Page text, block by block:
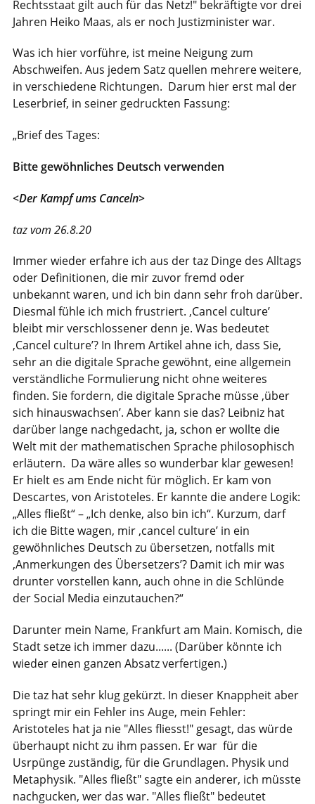
Rechtsstaat gilt auch für das Netz!" bekräftigte vor drei
Jahren Heiko Maas, als er noch Justizminister war.
Was ich hier vorführe, ist meine Neigung zum
Abschweifen. Aus jedem Satz quellen mehrere weitere,
in verschiedene Richtungen. Darum hier erst mal der
Leserbrief, in seiner gedruckten Fassung:
„Brief des Tages:
Bitte gewöhnliches Deutsch verwenden
<Der Kampf ums Canceln>
taz vom 26.8.20
Immer wieder erfahre ich aus der taz Dinge des Alltags
oder Definitionen, die mir zuvor fremd oder
unbekannt waren, und ich bin dann sehr froh darüber.
Diesmal fühle ich mich frustriert. ‚Cancel culture’
bleibt mir verschlossener denn je. Was bedeutet
‚Cancel culture’? In Ihrem Artikel ahne ich, dass Sie,
sehr an die digitale Sprache gewöhnt, eine allgemein
verständliche Formulierung nicht ohne weiteres
finden. Sie fordern, die digitale Sprache müsse ‚über
sich hinauswachsen’. Aber kann sie das? Leibniz hat
darüber lange nachgedacht, ja, schon er wollte die
Welt mit der mathematischen Sprache philosophisch
erläutern. Da wäre alles so wunderbar klar gewesen!
Er hielt es am Ende nicht für möglich. Er kam von
Descartes, von Aristoteles. Er kannte die andere Logik:
„Alles fließt“ – „Ich denke, also bin ich“. Kurzum, darf
ich die Bitte wagen, mir ‚cancel culture’ in ein
gewöhnliches Deutsch zu übersetzen, notfalls mit
‚Anmerkungen des Übersetzers’? Damit ich mir was
drunter vorstellen kann, auch ohne in die Schlünde
der Social Media einzutauchen?“
Darunter mein Name, Frankfurt am Main. Komisch, die
Stadt setze ich immer dazu...... (Darüber könnte ich
wieder einen ganzen Absatz verfertigen.)
Die taz hat sehr klug gekürzt. In dieser Knappheit aber
springt mir ein Fehler ins Auge, mein Fehler:
Aristoteles hat ja nie "Alles fliesst!" gesagt, das würde
überhaupt nicht zu ihm passen. Er war für die
Usrpünge zuständig, für die Grundlagen. Physik und
Metaphysik. "Alles fließt" sagte ein anderer, ich müsste
nachgucken, wer das war. "Alles fließt" bedeutet